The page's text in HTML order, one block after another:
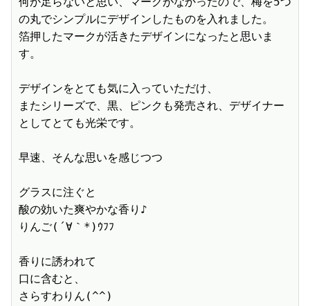
の丸でシンプルにデザインしたものを入れました。
箔押したマークが活きたデザインになったと思いま
す。
デザインをとても気に入っていただけ、
またシリーズで、黒、ピンクも発売され、デザイナー
としてとても光栄です。
早速、そんな思いを感じつつ
グラスに注ぐと
酸の効いた爽やかな香り♪
りんご(´∀｀*)ｳﾌﾌ
香りに誘われて
口に含むと、
さらすわりん(^^)